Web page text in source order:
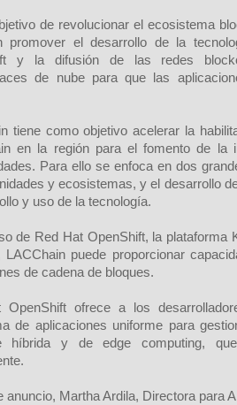
de revolucionar el ecosistema
promover el desarrollo de la
y la difusión de las redes
de nube para que las
tiene como objetivo acelerar la
en la región para el fomento de la
Para ello se enfoca en dos
y ecosistemas, y el desarrollo
y uso de la tecnología.
de Red Hat OpenShift, la plataforma
LACChain puede proporcionar
de cadena de bloques.
OpenShift ofrece a los
de aplicaciones uniforme para
híbrida y de edge computing, que
anuncio, Martha Ardila, Directora para